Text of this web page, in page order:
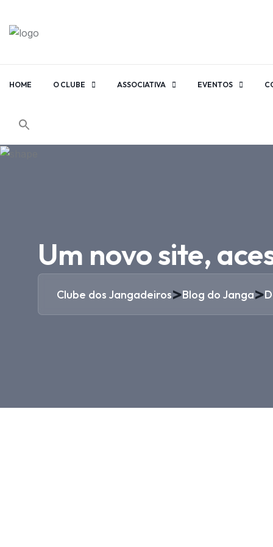
HOME O CLUBE ASSOCIATIVA EVENTOS
Um novo site,
Clube dos Jangadeiros>Blog do Janga>